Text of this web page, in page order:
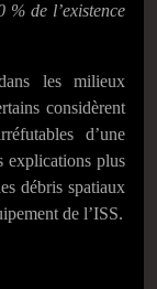
% de l’existence
les milieux
considèrent
d’une
explications plus
débris spatiaux
de l’ISS.